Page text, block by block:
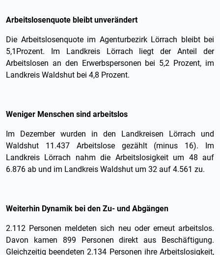
Arbeitslosenquote bleibt unverändert
Die Arbeitslosenquote im Agenturbezirk Lörrach bleibt bei
5,1Prozent. Im Landkreis Lörrach liegt der Anteil der
Arbeitslosen an den Erwerbspersonen bei 5,2 Prozent, im
Landkreis Waldshut bei 4,8 Prozent.
Weniger Menschen sind arbeitslos
Im Dezember wurden in den Landkreisen Lörrach und
Waldshut 11.437 Arbeitslose gezählt (minus 16). Im
Landkreis Lörrach nahm die Arbeitslosigkeit um 48 auf
6.876 ab und im Landkreis Waldshut um 32 auf 4.561 zu.
Weiterhin Dynamik bei den Zu- und Abgängen
2.112 Personen meldeten sich neu oder erneut arbeitslos.
Davon kamen 899 Personen direkt aus Beschäftigung.
Gleichzeitig beendeten 2.134 Personen ihre Arbeitslosigkeit,